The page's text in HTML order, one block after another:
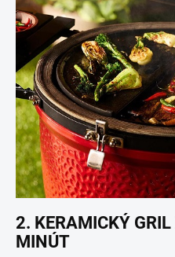
2. KERAMICKÝ
MINÚT